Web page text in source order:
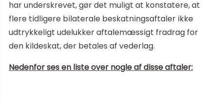
har underskrevet, gør det muligt at konstatere, at
flere tidligere bilaterale beskatningsaftaler ikke
udtrykkeligt udelukker aftalemæssigt fradrag for
den kildeskat, der betales af vederlag.
Nedenfor ses en liste over nogle af disse aftaler: